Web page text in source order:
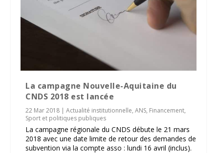
La campagne Nouvelle-Aquitaine du
CNDS 2018 est lancée
22 Mar 2018 |Actualité institutionnelle,ANS, Financement,
Sport et politiques publiques
La campagne régionale du CNDS débute le 21 mars
2018 avec une date limite de retour des demandes de
subvention via la compte asso : lundi 16 avril (inclus).